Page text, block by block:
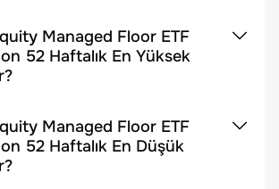
Managed Floor ETF
52 Haftalık En Yüksek
Managed Floor ETF
52 Haftalık En Düşük